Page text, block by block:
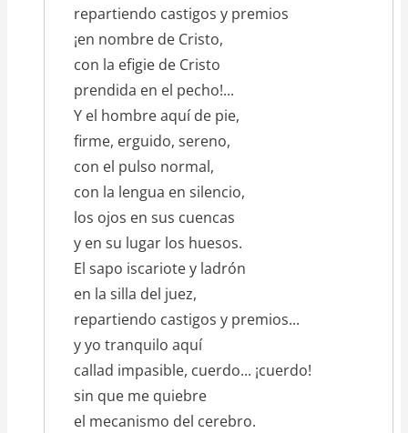
repartiendo castigos y premios
¡en nombre de Cristo,
con la efigie de Cristo
prendida en el pecho!...
Y el hombre aquí de pie,
firme, erguido, sereno,
con el pulso normal,
con la lengua en silencio,
los ojos en sus cuencas
y en su lugar los huesos.
El sapo iscariote y ladrón
en la silla del juez,
repartiendo castigos y premios...
y yo tranquilo aquí
callad impasible, cuerdo... ¡cuerdo!
sin que me quiebre
el mecanismo del cerebro.